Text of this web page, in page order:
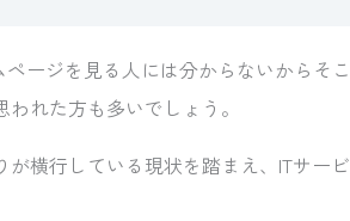
ージを見る人には分からないからそこ
れた方も多いでしょう。
横行している現状を踏まえ、ITサービ